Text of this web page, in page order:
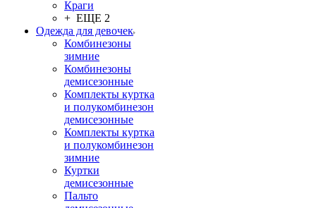
Краги
+ ЕЩЕ 2
Одежда для девочек
Комбинезоны
зимние
Комбинезоны
демисезонные
Комплекты куртка
и полукомбинезон
демисезонные
Комплекты куртка
и полукомбинезон
зимние
Куртки
демисезонные
Пальто